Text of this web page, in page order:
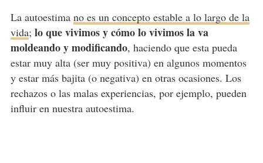
La autoestima no es un concepto estable a lo largo de la
vida; lo que vivimos y cómo lo vivimos la va
moldeando y modificando, haciendo que esta pueda
estar muy alta (ser muy positiva) en algunos momentos
y estar más bajita (o negativa) en otras ocasiones. Los
rechazos o las malas experiencias, por ejemplo, pueden
influir en nuestra autoestima.